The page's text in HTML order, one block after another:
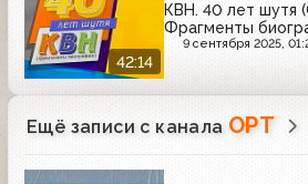
42:14
КВН. 40 лет шутя
Фрагменты
9 сентября 2025,
Ещё записи с канала ОРТ